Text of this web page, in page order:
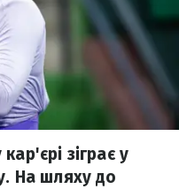
зіграє у
На шляху до